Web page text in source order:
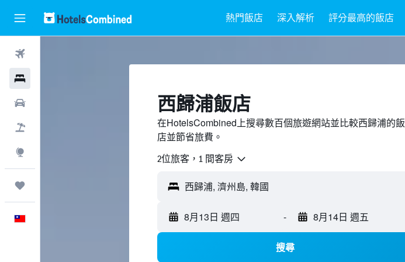
熱門飯店 深入解析 評分最高的飯店
西歸浦飯店
在HotelsCombined上搜尋數百個旅遊網站並比較西歸浦的飯
店並節省旅費。
2位旅客，1 間客房
西歸浦, 濟州島, 韓國
8月13日 週四 - 8月14日 週五
搜尋